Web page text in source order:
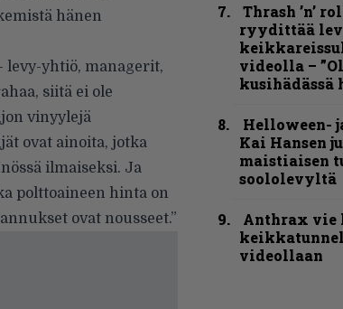
hänen
levy-yhtiö, managerit,
siitä ei ole
vinyylejä
ovat ainoita, jotka
ilmaiseksi. Ja
polttoaineen hinta on
ovat nousseet.”
Thrash ’n’
ryydittää
videolla –
kusihädässä
Helloween-
Kai Hansen
maistiaisen
soololevyltä
Anthrax vie
videollaan